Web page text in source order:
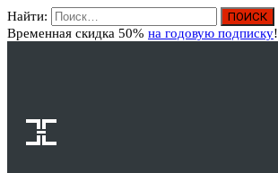
Найти:
Временная скидка 50% на годовую подписку!